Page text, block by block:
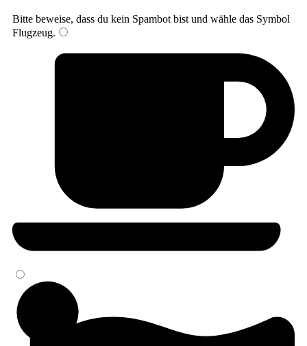
Bitte beweise, dass du kein Spambot bist und wähle das Symbol
Flugzeug.